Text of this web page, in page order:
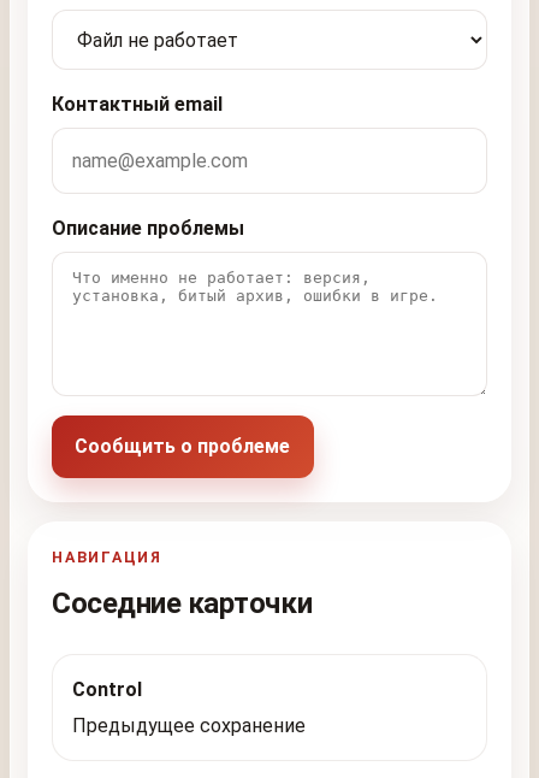
Контактный email
Описание проблемы
Сообщить о проблеме
НАВИГАЦИЯ
Соседние карточки
Control
Предыдущее сохранение